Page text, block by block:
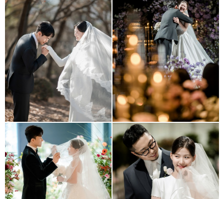
서울대교수회관 더링크호텔
그랜드엠배서더 풀만 호텔 용산 로얄파크웨딩